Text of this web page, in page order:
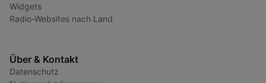
Widgets
Radio-Websites nach Land
Über & Kontakt
Datenschutz